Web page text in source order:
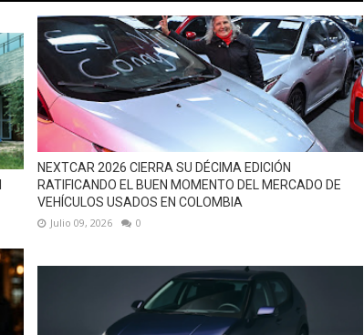
NEXTCAR 2026 CIERRA SU DÉCIMA EDICIÓN
RATIFICANDO EL BUEN MOMENTO DEL MERCADO DE
VEHÍCULOS USADOS EN COLOMBIA
Julio 09, 2026 0